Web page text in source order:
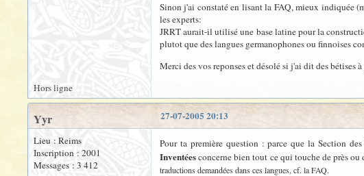
Sinon j'ai constaté en lisant la FAQ, mieux indiquée
les experts:
JRRT aurait-il utilisé une base latine pour la
plutot que des langues germanophones ou finnoises
Merci des vos reponses et désolé si j'ai dit des bétises
Hors ligne
27-07-2005 20:13
Yyr
Lieu : Reims
Inscription : 2001
Messages : 3 412
Pour ta première question : parce que la Section des
Inventéesconcerne bien tout ce qui touche de près
traductions demandées dans ces langues, cf. la FAQ.